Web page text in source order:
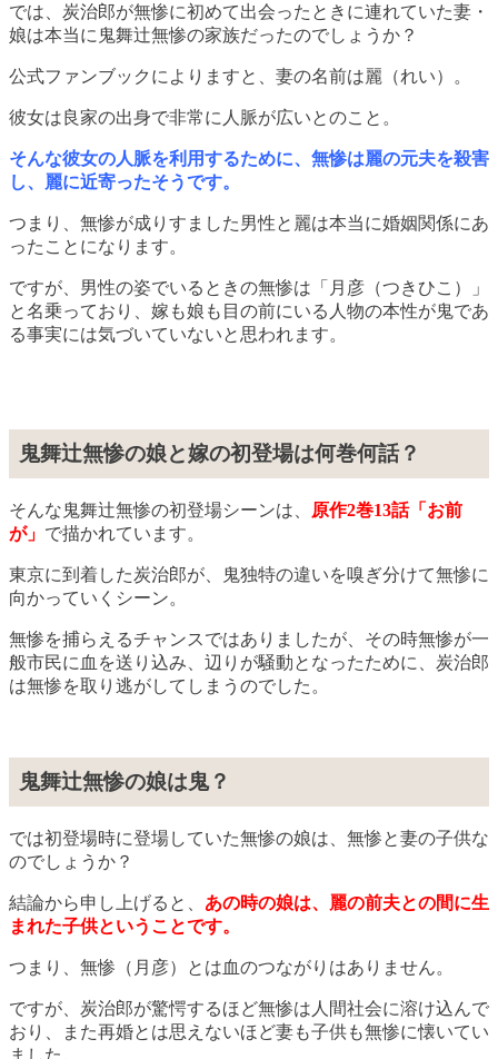
では、炭治郎が無惨に初めて出会ったときに連れていた妻・
娘は本当に鬼舞辻無惨の家族だったのでしょうか？
公式ファンブックによりますと、妻の名前は麗（れい）。
彼女は良家の出身で非常に人脈が広いとのこと。
そんな彼女の人脈を利用するために、無惨は麗の元夫を殺害
し、麗に近寄ったそうです。
つまり、無惨が成りすました男性と麗は本当に婚姻関係にあ
ったことになります。
ですが、男性の姿でいるときの無惨は「月彦（つきひこ）」
と名乗っており、嫁も娘も目の前にいる人物の本性が鬼であ
る事実には気づいていないと思われます。
鬼舞辻無惨の娘と嫁の初登場は何巻何話？
そんな鬼舞辻無惨の初登場シーンは、
原作2巻13話「お前
が」 で描かれています。
東京に到着した炭治郎が、鬼独特の違いを嗅ぎ分けて無惨に
向かっていくシーン。
無惨を捕らえるチャンスではありましたが、その時無惨が一
般市民に血を送り込み、辺りが騒動となったために、炭治郎
は無惨を取り逃がしてしまうのでした。
鬼舞辻無惨の娘は鬼？
では初登場時に登場していた無惨の娘は、無惨と妻の子供な
のでしょうか？
結論から申し上げると、 あの時の娘は、麗の前夫との間に生
まれた子供ということです。
つまり、無惨（月彦）とは血のつながりはありません。
ですが、炭治郎が驚愕するほど無惨は人間社会に溶け込んで
おり、また再婚とは思えないほど妻も子供も無惨に懐いてい